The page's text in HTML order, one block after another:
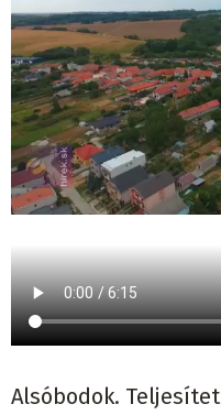
Alsóbodok.